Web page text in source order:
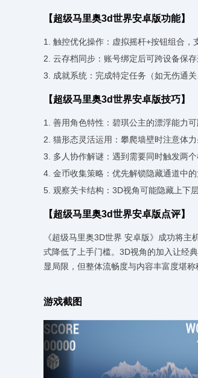
【超级马里奥3d世界安卓版功能】
1. 触控优化操作：虚拟摇杆+按钮组合，
2. 云存档同步：账号绑定后可跨设备保存
3. 成就系统：完成特定任务（如无伤通
【超级马里奥3d世界安卓版技巧】
1. 善用角色特性：碧琪公主的漂浮能力
2. 猫形态灵活运用：攀爬墙壁时注意体
3. 多人协作解谜：遇到需要同时触发两
4. 金币收集策略：优先解锁隐藏通道中
5. 观察关卡结构：3D视角可能隐藏上下
【超级马里奥3d世界安卓版点评】
《超级马里奥3D世界 安卓版》成功将
式降低了上手门槛。3D视角的加入让经
显局限，但整体流畅度与内容丰富度堪
游戏截图